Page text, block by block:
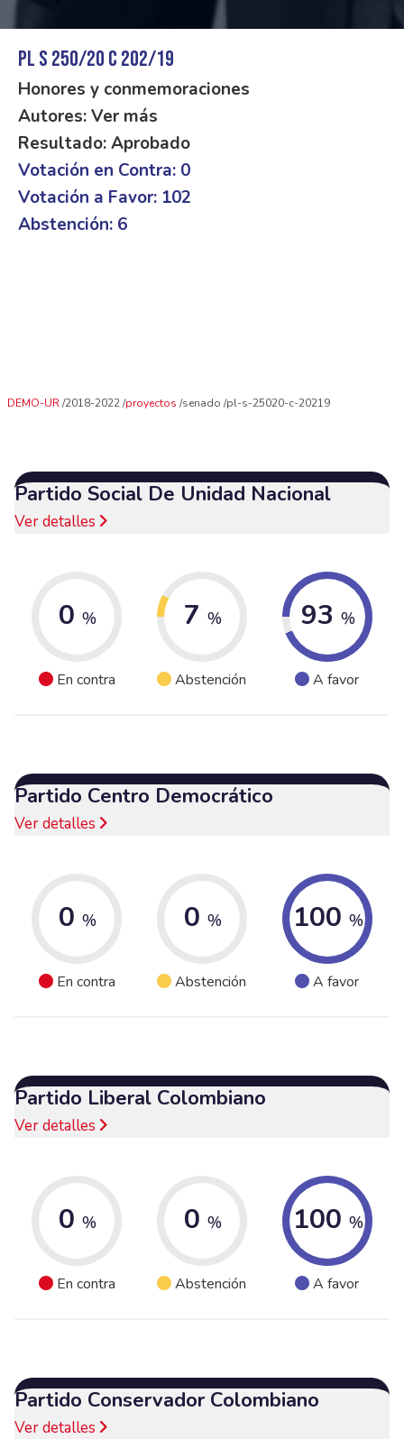
PL S 250/20 C 202/19
Honores y conmemoraciones
Autores: Ver más
Resultado: Aprobado
Votación en Contra: 0
Votación a Favor: 102
Abstención: 6
DEMO-UR 2018-2022 proyectos senado pl-s-25020-c-20219
Partido Social De Unidad Nacional
Ver detalles
0 %
En contra
7 %
Abstención
93 %
A favor
Partido Centro Democrático
Ver detalles
0 %
En contra
0 %
Abstención
100 %
A favor
Partido Liberal Colombiano
Ver detalles
0 %
En contra
0 %
Abstención
100 %
A favor
Partido Conservador Colombiano
Ver detalles